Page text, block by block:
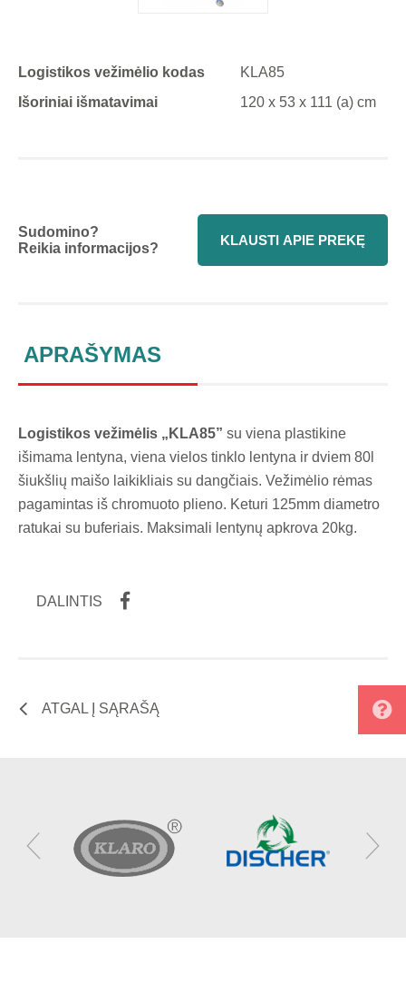
Logistikos vežimėlio kodas
KLA85
Išoriniai išmatavimai
120 x 53 x 111 (a) cm
Sudomino?
Reikia informacijos?
KLAUSTI APIE PREKĘ
APRAŠYMAS
Logistikos vežimėlis „KLA85” su viena plastikine
išimama lentyna, viena vielos tinklo lentyna ir dviem 80l
šiukšlių maišo laikikliais su dangčiais. Vežimėlio rėmas
pagamintas iš chromuoto plieno. Keturi 125mm diametro
ratukai su buferiais. Maksimali lentynų apkrova 20kg.
DALINTIS
ATGAL Į SĄRAŠĄ